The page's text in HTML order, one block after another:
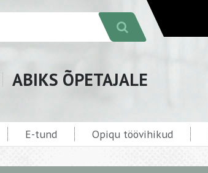
ABIKS ÕPETAJALE
E-tund Opiqu töövihikud